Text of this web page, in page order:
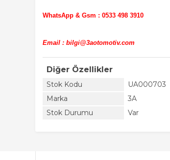
WhatsApp & Gsm : 0533 498 3910
Email : bilgi@3aotomotiv.com
Diğer Özellikler
Stok Kodu
UA000703
Marka
3A
Stok Durumu
Var